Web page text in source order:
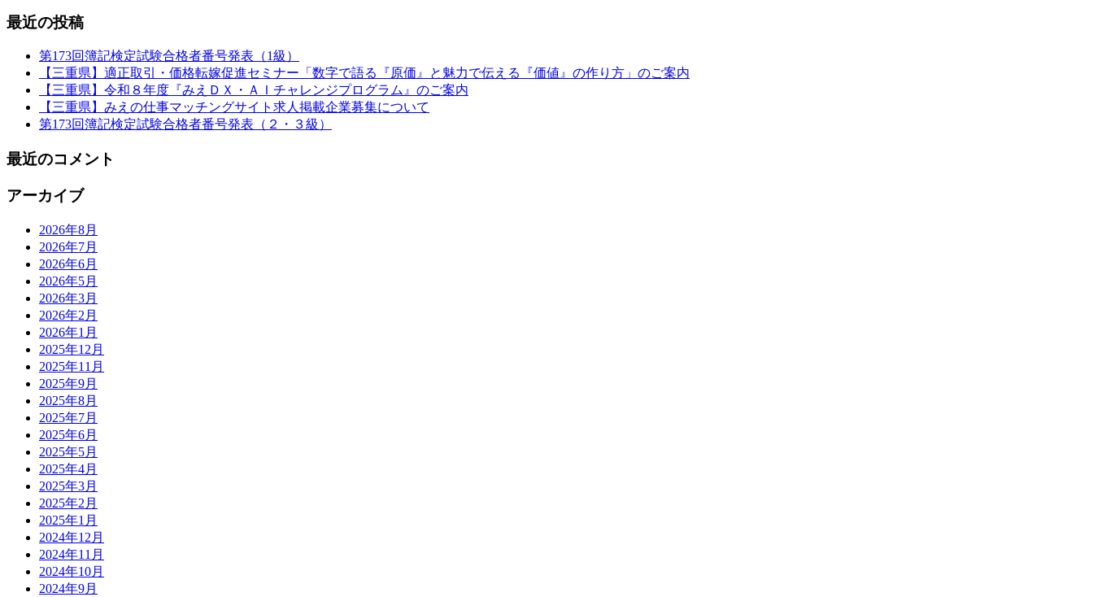
最近の投稿
第173回簿記検定試験合格者番号発表（1級）
【三重県】適正取引・価格転嫁促進セミナー「数字で語る『原価』と魅力で伝える『価値』の作り方」のご案内
【三重県】令和８年度『みえＤＸ・ＡＩチャレンジプログラム』のご案内
【三重県】みえの仕事マッチングサイト求人掲載企業募集について
第173回簿記検定試験合格者番号発表（２・３級）
最近のコメント
アーカイブ
2026年8月
2026年7月
2026年6月
2026年5月
2026年3月
2026年2月
2026年1月
2025年12月
2025年11月
2025年9月
2025年8月
2025年7月
2025年6月
2025年5月
2025年4月
2025年3月
2025年2月
2025年1月
2024年12月
2024年11月
2024年10月
2024年9月